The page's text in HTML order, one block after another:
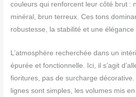
couleurs qui renforcent leur côté brut :
minéral, brun terreux. Ces tons
robustesse, la stabilité et une
L’atmosphère recherchée dans un
épurée et fonctionnelle. Ici, il s’agit
fioritures, pas de surcharge décorative.
lignes sont simples, les volumes mis